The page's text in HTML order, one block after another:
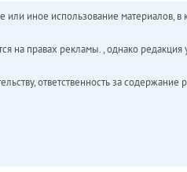
иное использование материалов, в
правах рекламы. , однако редакция
ответственность за содержание